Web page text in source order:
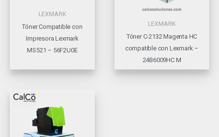
LEXMARK
Tóner Compatible con
Impresora Lexmark
MS521 – 56F2U0E
LEXMARK
Tóner C-2132 Magenta HC
compatible con Lexmark –
24B6009HC M